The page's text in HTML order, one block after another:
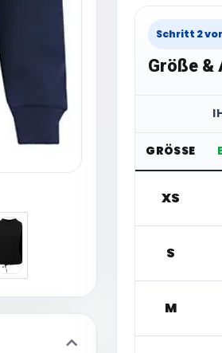
Schritt 2
Größe &
GRÖSSE
XS
S
M